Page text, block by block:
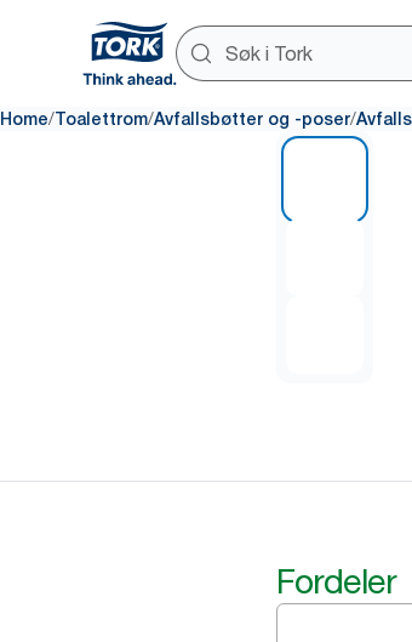
Home/Toalettrom/Avfallsbøtter og -poser/
Fordeler